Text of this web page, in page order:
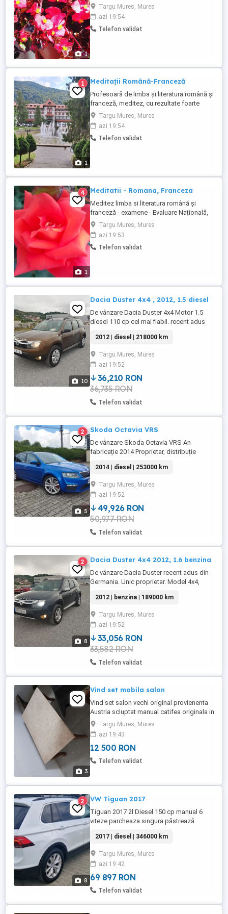
1
Evaluare Națională, Bacalaureat, Admitere
la facultate, lucrări scrise, teste, portofolii,
etc.), pregătire uzuală, referate, etc.
Rezultate sigure, răbdare, profesionalism.
Targu Mures, Mures
azi 19:54
Telefon validat
1
1 Meditații Română-Franceză
Profesoară de limba și literatura română și
franceză, meditez, cu rezultate foarte
bune, elevi și tineri care se pregătesc
pentru Evaluarea Națională, Bacalaureat,
alte examene, concursuri, pregătire
curentă. Preț foarte avantajos. Rezultate
Targu Mures, Mures
azi 19:54
Telefon validat
1
4 Meditatii - Romana, Franceza
Meditez limba si literatura română și
franceză - examene - Evaluare Națională,
Bacalaureat; teste, referate, portofolii,
pregătire curentă. Răbdare,
profesionalism, rezultate sigure.
Targu Mures, Mures
azi 19:53
Telefon validat
10
Dacia Duster 4x4 , 2012, 1.5 diesel
De vânzare Dacia Duster 4x4 Motor 1.5
diesel 110 cp cel mai fiabil. recent adus
decuplabil la buton Aer condiționat
funcțional Senzori parcare spate Cârlig de
remorcare anvelope în stare perfectă ca
noi Proiectoare ceață geamuri electrice și
oglinzi electrice ...
2012 | diesel | 218000 km
Targu Mures, Mures
azi 19:52
36,210 RON
36,735 RON
Telefon validat
5
2 Skoda Octavia VRS
De vânzare Skoda Octavia VRS An
fabricație 2014 Proprietar, distribuție
cp, an cutie manuală 6+1. Navigație color
cu touchscreen Faruri bixenon, lumini de zi
led, stopuri led Proiectoare ceata Senzori
parcare fata spate, senzori ploaie și
lumină Pilot automat, ...
2014 | diesel | 253000 km
Targu Mures, Mures
azi 19:52
49,926 RON
50,977 RON
Telefon validat
8
2 Dacia Duster 4x4 2012, 1.6 benzina
De vânzare Dacia Duster recent adus din
Germania. Unic proprietar. Model 4x4,
condiționat funcțional Geamuri electrice
fata Geamuri privacy glass spate si lunetă
(cu tentă verzui) Computer bord Oglinzi
electrice 2 chei, inchidere centralizată
Proiectoare ceata Cârlig ...
2012 | benzina | 189000 km
Targu Mures, Mures
azi 19:52
33,056 RON
33,582 RON
Telefon validat
3
Vind set mobila salon
Vind set salon vechi original provienenta
Austria scluptat manual catifea originala in
stare perfecta.Setul este compus din
bancheta 3 locuri.scaun tip fotoliu 4
bucati si o masuta cu blat marmura.
Targu Mures, Mures
azi 19:43
12 500 RON
Telefon validat
8
2 VW Tiguan 2017
Tiguan 2017 2l Diesel 150 cp manual 6
viteze parcheaza singura păstrează
singura faza lunga automata lumini
cornering faruri cu led stopuri led
navigatie cu Android auto scaune încălzite
incalzire auxiliara Comenzi volan carlig
culoare alb perlat jante aliaj cu ...
2017 | diesel | 346000 km
Targu Mures, Mures
azi 19:42
69 897 RON
Telefon validat